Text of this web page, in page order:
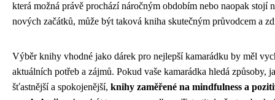
která možná právě prochází náročným obdobím nebo naopak stojí
nových začátků, může být taková kniha skutečným průvodcem a
Výběr knihy vhodné jako dárek pro nejlepší kamarádku by měl
aktuálních potřeb a zájmů. Pokud vaše kamarádka hledá způsoby,
šťastnější a spokojenější, knihy zaměřené na mindfulness a